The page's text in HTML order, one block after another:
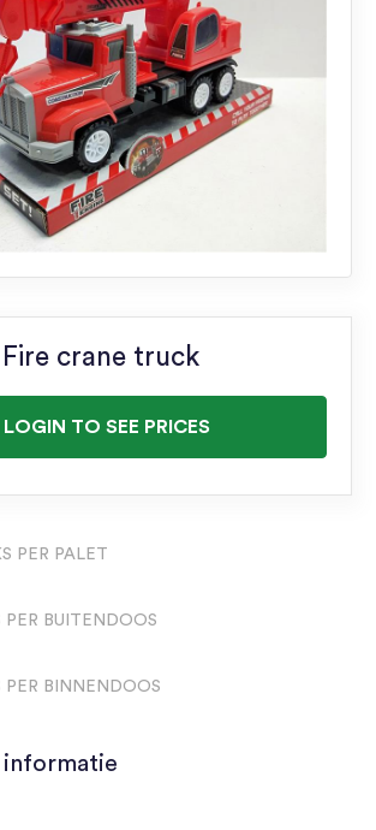
Fire crane truck
LOGIN TO SEE PRICES
PER PALET
PER BUITENDOOS
PER BINNENDOOS
informatie